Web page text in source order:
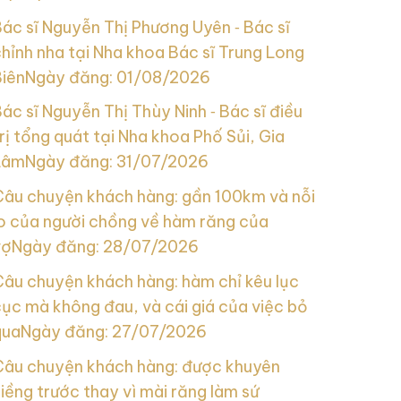
sĩ Nguyễn Thị Phương Uyên ‑ Bác sĩ
nha tại Nha khoa Bác sĩ Trung Long
Ngày đăng: 01/08/2026
sĩ Nguyễn Thị Thùy Ninh ‑ Bác sĩ điều
tổng quát tại Nha khoa Phố Sủi, Gia
Ngày đăng: 31/07/2026
chuyện khách hàng: gần 100km và nỗi
của người chồng về hàm răng của
Ngày đăng: 28/07/2026
chuyện khách hàng: hàm chỉ kêu lục
mà không đau, và cái giá của việc bỏ
Ngày đăng: 27/07/2026
chuyện khách hàng: được khuyên
trước thay vì mài răng làm sứ